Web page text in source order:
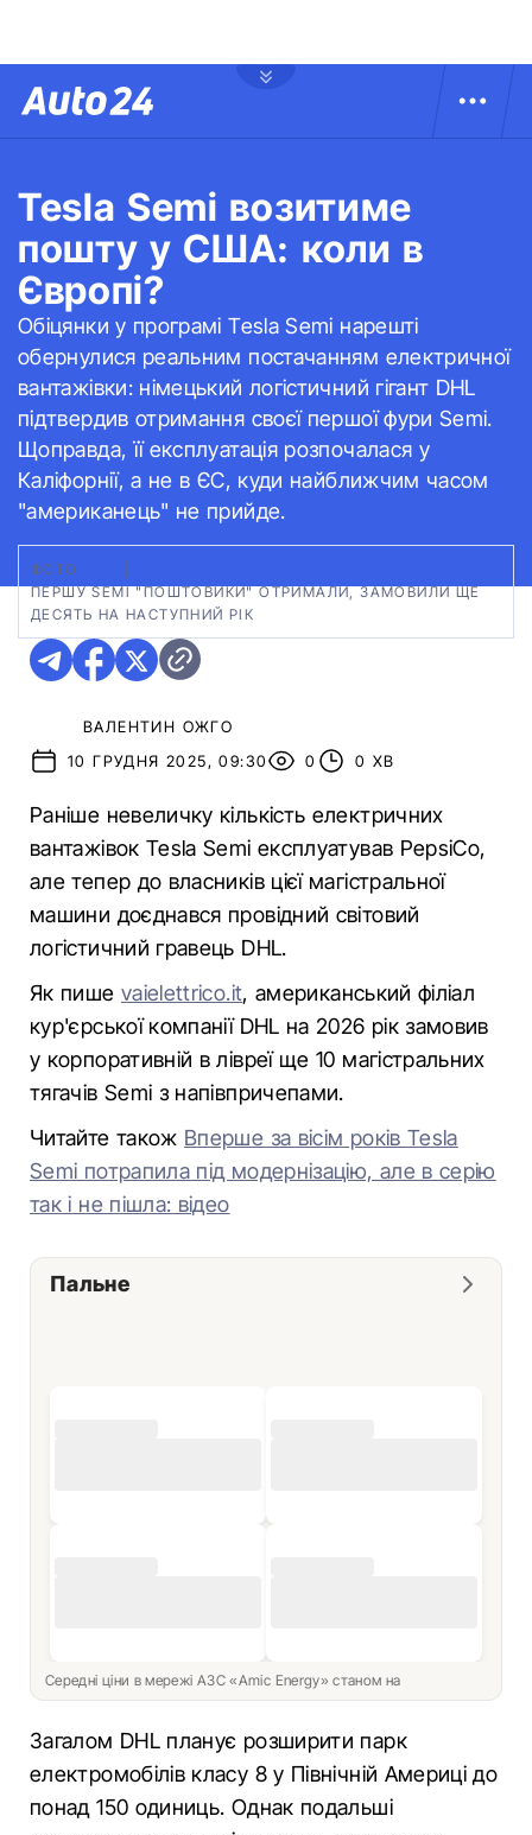
Tesla Semi возитиме
пошту у США: коли в
Європі?
Обіцянки у програмі Tesla Semi нарешті
обернулися реальним постачанням електричної
вантажівки: німецький логістичний гігант DHL
підтвердив отримання своєї першої фури Semi.
Щоправда, її експлуатація розпочалася у
Каліфорнії, а не в ЄС, куди найближчим часом
"американець" не прийде.
ФОТО:
ПЕРШУ SEMI "ПОШТОВИКИ" ОТРИМАЛИ, ЗАМОВИЛИ ЩЕ
ДЕСЯТЬ НА НАСТУПНИЙ РІК
ВАЛЕНТИН ОЖГО
10 ГРУДНЯ 2025, 09:30
0 0 ХВ
Раніше невеличку кількість електричних
вантажівок Tesla Semi експлуатував PepsiCo,
але тепер до власників цієї магістральної
машини доєднався провідний світовий
логістичний гравець DHL.
Як пише vaielettrico.it, американський філіал
кур'єрської компанії DHL на 2026 рік замовив
у корпоративній в лівреї ще 10 магістральних
тягачів Semi з напівпричепами.
Читайте також Вперше за вісім років Tesla
Semi потрапила під модернізацію, але в серію
так і не пішла: відео
Пальне
Середні ціни в мережі АЗС «Amic Energy» станом на
Загалом DHL планує розширити парк
електромобілів класу 8 у Північній Америці до
понад 150 одиниць. Однак подальші